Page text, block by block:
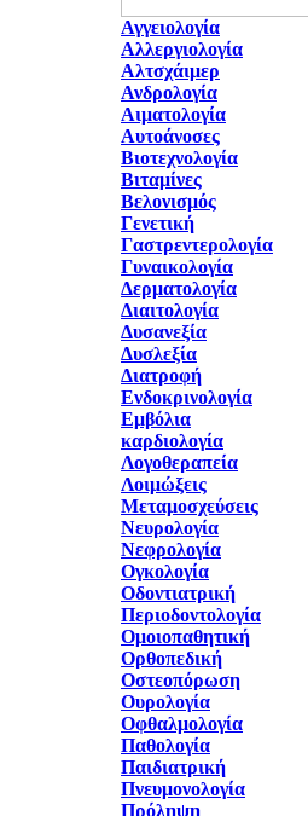
Αγγειολογία
Αλλεργιολογία
Αλτσχάιμερ
Ανδρολογία
Αιματολογία
Αυτοάνοσες
Βιοτεχνολογία
Βιταμίνες
Βελονισμός
Γενετική
Γαστρεντερολογία
Γυναικολογία
Δερματολογία
Διαιτολογία
Δυσανεξία
Δυσλεξία
Διατροφή
Ενδοκρινολογία
Εμβόλια
καρδιολογία
Λογοθεραπεία
Λοιμώξεις
Μεταμοσχεύσεις
Νευρολογία
Νεφρολογία
Ογκολογία
Οδοντιατρική
Περιοδοντολογία
Ομοιοπαθητική
Ορθοπεδική
Οστεοπόρωση
Ουρολογία
Οφθαλμολογία
Παθολογία
Παιδιατρική
Πνευμονολογία
Πρόληψη